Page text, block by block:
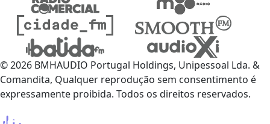
© 2026 BMHAUDIO Portugal Holdings, Unipessoal Lda. &
Comandita, Qualquer reprodução sem consentimento é
expressamente proibida. Todos os direitos reservados.